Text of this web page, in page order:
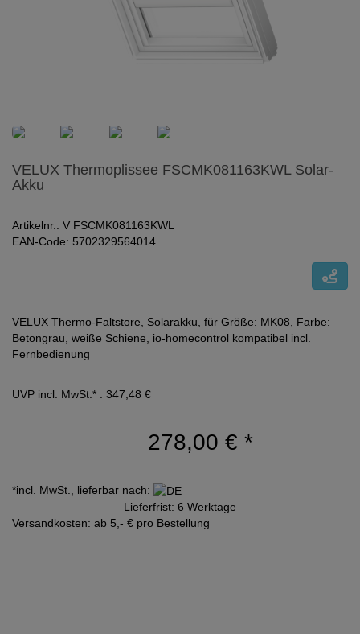
VELUX Thermoplissee FSCMK081163KWL Solar-
Akku
Artikelnr.: V FSCMK081163KWL
EAN-Code: 5702329564014
VELUX Thermo-Faltstore, Solarakku, für Größe: MK08, Farbe:
Betongrau, weiße Schiene, io-homecontrol kompatibel incl.
Fernbedienung
UVP incl. MwSt.* : 347,48 €
278,00 € *
*incl. MwSt., lieferbar nach:
Lieferfrist: 6 Werktage
Versandkosten: ab 5,- € pro Bestellung